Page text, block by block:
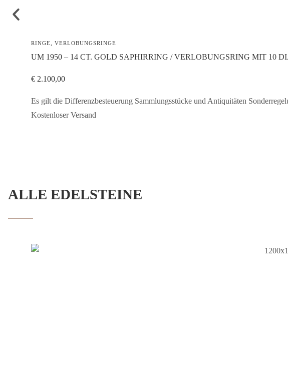
RINGE VERLOBUNGSRINGE
UM 1950 – 14 CT. GOLD SAPHIRRING / VERLOBUNGSRING MIT 10
€ 2.100,00
Es gilt die Differenzbesteuerung Sammlungsstücke und Antiquitäten
Kostenloser Versand
ALLE EDELSTEINE